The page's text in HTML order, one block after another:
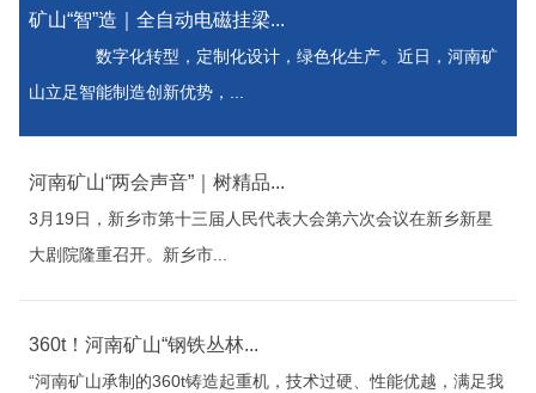
矿山“智”造｜全自动电磁挂梁...
数字化转型，定制化设计，绿色化生产。近日，河南矿
山立足智能制造创新优势，...
河南矿山“两会声音”｜树精品...
3月19日，新乡市第十三届人民代表大会第六次会议在新乡新星
大剧院隆重召开。新乡市...
360t！河南矿山“钢铁丛林...
“河南矿山承制的360t铸造起重机，技术过硬、性能优越，满足我